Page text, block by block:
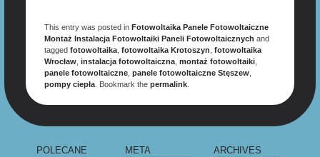
This entry was posted in Fotowoltaika Panele Fotowoltaiczne
Montaż Instalacja Fotowoltaiki Paneli Fotowoltaicznych and
tagged fotowoltaika, fotowoltaika Krotoszyn fotowoltaika
Wrocław, instalacja fotowoltaiczna, montaż fotowoltaiki,
panele fotowoltaiczne, panele fotowoltaiczne Stęszew,
pompy ciepła. Bookmark the permalink.
POLECANE
META
ARCHIVES